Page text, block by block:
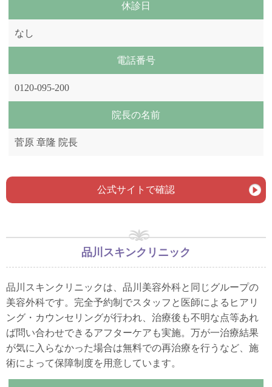
休診日
なし
電話番号
0120-095-200
院長の名前
菅原 章隆 院長
公式サイトで確認
品川スキンクリニック
品川スキンクリニックは、品川美容外科と同じグループの
美容外科です。完全予約制でスタッフと医師によるヒアリ
ング・カウンセリングが行われ、治療後も不明な点等あれ
ば問い合わせできるアフターケアも実施。万が一治療結果
が気に入らなかった場合は無料での再治療を行うなど、施
術によって保障制度を用意しています。